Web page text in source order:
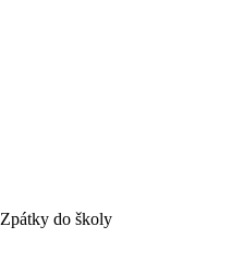
Zpátky do školy